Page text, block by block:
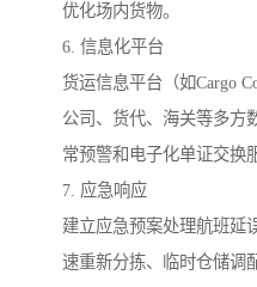
优化场内货物。
6. 信息化平台
货运信息平台（如Cargo
公司、货代、海关等多方
常预警和电子化单证交换
7. 应急响应
建立应急预案处理航班延
速重新分拣、临时仓储调